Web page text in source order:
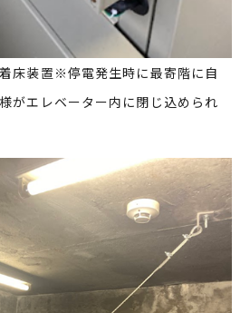
床装置※停電発生時に最寄階に自
がエレベーター内に閉じ込められ